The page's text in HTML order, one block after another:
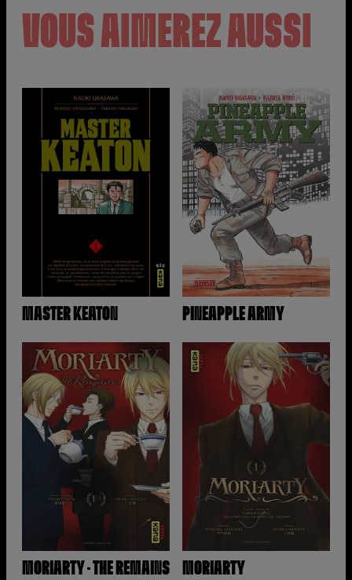
VOUS AIMEREZ AUSSI
MASTER KEATON PINEAPPLE ARMY
MORIARTY – THE REMAINS MORIARTY